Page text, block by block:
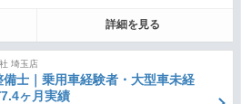
詳細を見る
埼玉店
士｜乗用車経験者・大型車未経
ヶ月実績